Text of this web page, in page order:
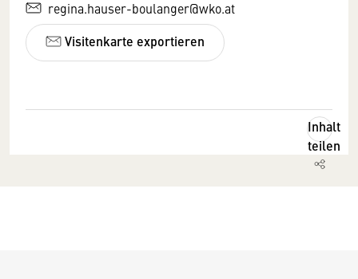
regina.hauser-boulanger@wko.at
Visitenkarte exportieren
Inhalt
teilen